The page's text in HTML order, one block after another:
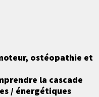
ostéopathie et
la cascade
/ énergétiques